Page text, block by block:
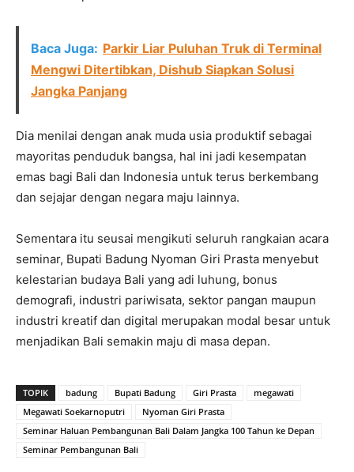
Baca Juga: Parkir Liar Puluhan Truk di Terminal
Mengwi Ditertibkan, Dishub Siapkan Solusi
Jangka Panjang
Dia menilai dengan anak muda usia produktif sebagai
mayoritas penduduk bangsa, hal ini jadi kesempatan
emas bagi Bali dan Indonesia untuk terus berkembang
dan sejajar dengan negara maju lainnya.
Sementara itu seusai mengikuti seluruh rangkaian acara
seminar, Bupati Badung Nyoman Giri Prasta menyebut
kelestarian budaya Bali yang adi luhung, bonus
demografi, industri pariwisata, sektor pangan maupun
industri kreatif dan digital merupakan modal besar untuk
menjadikan Bali semakin maju di masa depan.
TOPIK badung Bupati Badung Giri Prasta
megawati
Megawati Soekarnoputri
Nyoman Giri Prasta
Seminar Haluan Pembangunan Bali Dalam Jangka 100 Tahun ke Depan
Seminar Pembangunan Bali